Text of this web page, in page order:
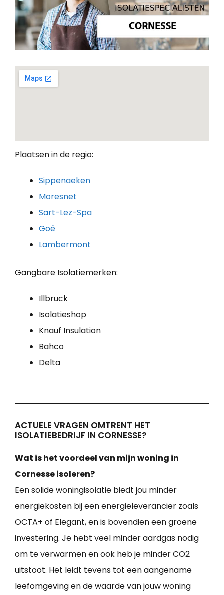
Plaatsen in de regio:
Sippenaeken
Moresnet
Sart-Lez-Spa
Goé
Lambermont
Gangbare Isolatiemerken:
Illbruck
Isolatieshop
Knauf Insulation
Bahco
Delta
ACTUELE VRAGEN OMTRENT HET
ISOLATIEBEDRIJF IN CORNESSE?
Wat is het voordeel van mijn woning in
Cornesse isoleren?
Een solide woningisolatie biedt jou minder
energiekosten bij een energieleverancier zoals
OCTA+ of Elegant, en is bovendien een groene
investering. Je hebt veel minder aardgas nodig
om te verwarmen en ook heb je minder CO2
uitstoot. Het leidt tevens tot een aangename
leefomgeving en de waarde van jouw woning